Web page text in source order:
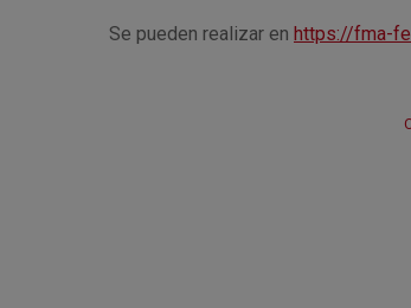
Se pueden realizar en https://fma-